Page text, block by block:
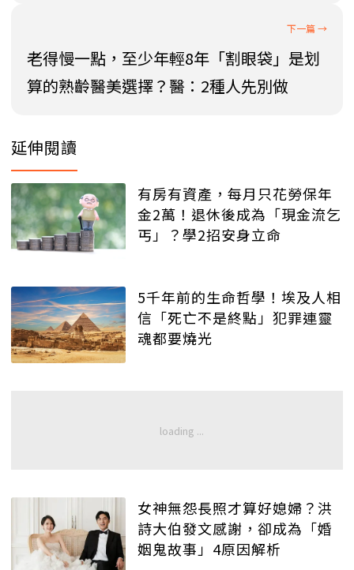
老得慢一點，至少年輕8年「割眼袋」是划
算的熟齡醫美選擇？醫：2種人先別做
延伸閱讀
有房有資產，每月只花勞保年
金2萬！退休後成為「現金流乞
丐」？學2招安身立命
5千年前的生命哲學！埃及人相
信「死亡不是終點」犯罪連靈
魂都要燒光
女神無怨長照才算好媳婦？洪
詩大伯發文感謝，卻成為「婚
姻鬼故事」4原因解析